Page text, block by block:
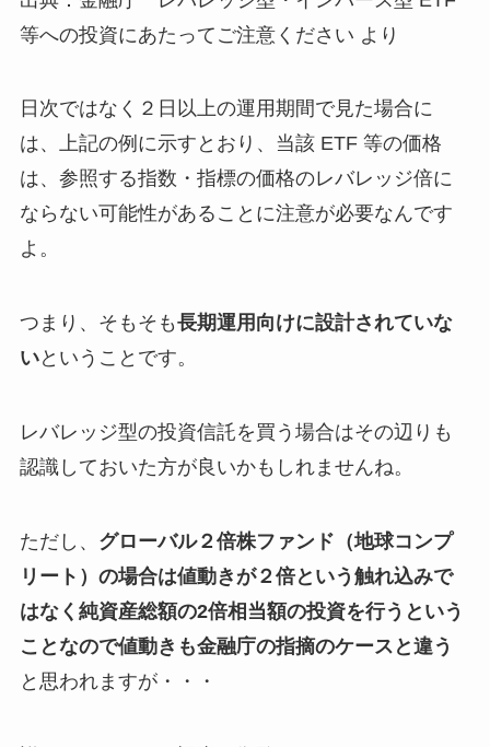
等への投資にあたってご注意ください より
日次ではなく２日以上の運用期間で見た場合に
は、上記の例に示すとおり、当該 ETF 等の価格
は、参照する指数・指標の価格のレバレッジ倍に
ならない可能性があることに注意が必要なんです
よ。
つまり、そもそも長期運用向けに設計されていな
いということです。
レバレッジ型の投資信託を買う場合はその辺りも
認識しておいた方が良いかもしれませんね。
ただし、 グローバル２倍株ファンド（地球コンプ
リート）の場合は値動きが２倍という触れ込みで
はなく純資産総額の2倍相当額の投資を行うという
ことなので値動きも金融庁の指摘のケースと違う
と思われますが・・・